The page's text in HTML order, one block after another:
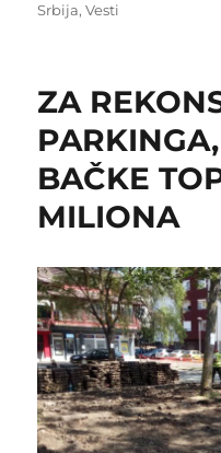
Srbija,Vesti
ZA
BAČKE
MILIONA